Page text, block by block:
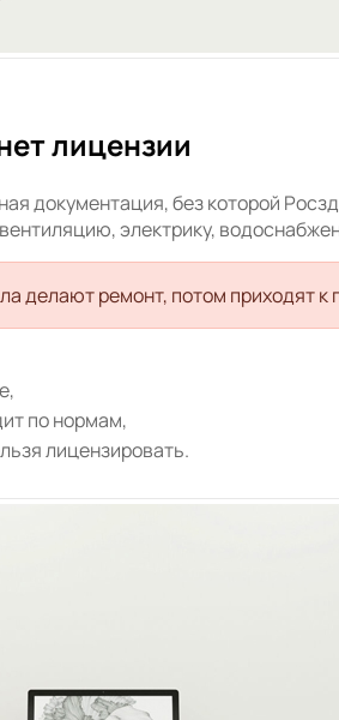
лицензии
документация, без которой
электрику,
делают ремонт, потом приходят
по нормам,
лицензировать.